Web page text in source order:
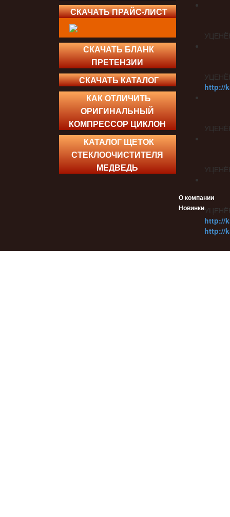
СКАЧАТЬ ПРАЙС-ЛИСТ
СКАЧАТЬ БЛАНК
ПРЕТЕНЗИИ
СКАЧАТЬ КАТАЛОГ
КАК ОТЛИЧИТЬ
ОРИГИНАЛЬНЫЙ
КОМПРЕССОР ЦИКЛОН
КАТАЛОГ ЩЕТОК
СТЕКЛООЧИСТИТЕЛЯ
МЕДВЕДЬ
http://
http://
http://
О компании
Новинки